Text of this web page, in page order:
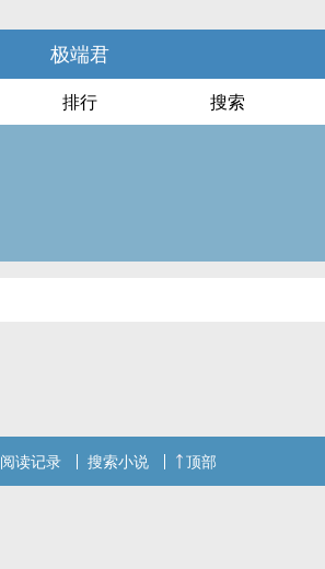
极端君
排行 搜索
阅读记录 搜索小说 顶部